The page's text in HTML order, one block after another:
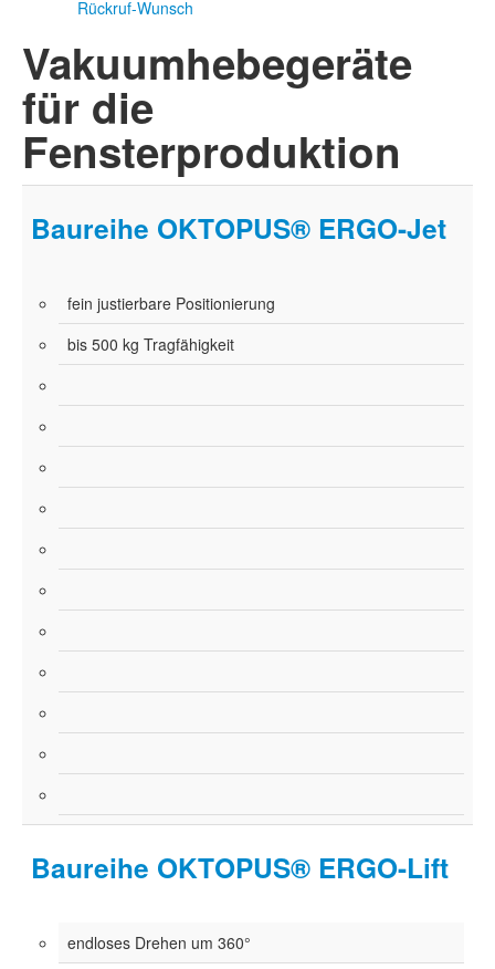
Rückruf-Wunsch
Vakuumhebegeräte
für die
Fensterproduktion
Baureihe OKTOPUS® ERGO-Jet
fein justierbare Positionierung
bis 500 kg Tragfähigkeit
Baureihe OKTOPUS® ERGO-Lift
endloses Drehen um 360°